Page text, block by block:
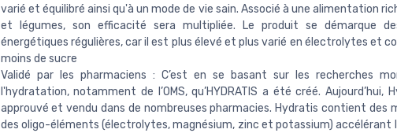
varié et équilibré ainsi qu'à un mode de vie sain. Associé à une alimentation
et légumes, son efficacité sera multipliée. Le produit se démarque
énergétiques régulières, car il est plus élevé et plus varié en électrolytes et
moins de sucre
Validé par les pharmaciens : C’est en se basant sur les recherches
l'hydratation, notamment de l’OMS, qu’HYDRATIS a été créé. Aujourd’hui,
approuvé et vendu dans de nombreuses pharmacies. Hydratis contient des
des oligo-éléments (électrolytes, magnésium, zinc et potassium) accélérant